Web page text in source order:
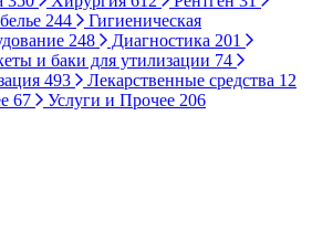
244
Гигиеническая
248 Диагностика 201
и баки для утилизации 74
493 Лекарственные средства 12
67 Услуги и Прочее 206